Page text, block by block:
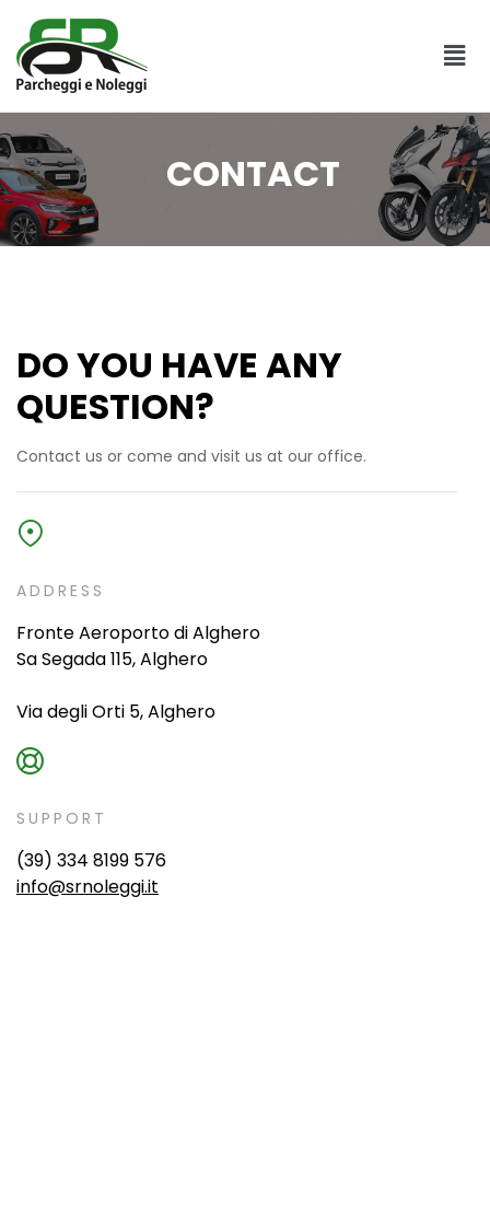
CONTACT
DO YOU HAVE ANY
QUESTION?
Contact us or come and visit us at our office.
ADDRESS
Fronte Aeroporto di Alghero
Sa Segada 115, Alghero
Via degli Orti 5, Alghero
SUPPORT
(39) 334 8199 576
info@srnoleggi.it